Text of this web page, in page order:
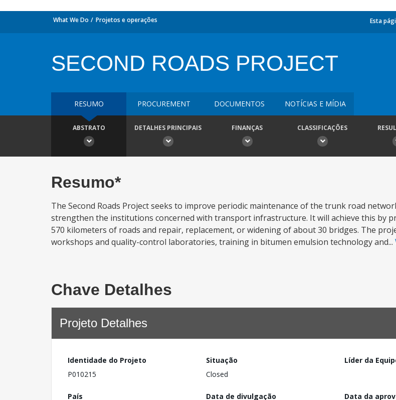
What We Do Projetos e operações Esta
SECOND ROADS PROJECT
RESUMO PROCUREMENT DOCUMENTOS NOTÍCIAS E MÍDIA
ABSTRATO DETALHES PRINCIPAIS FINANÇAS CLASSIFICAÇÕES
Resumo*
The Second Roads Project seeks to improve periodic maintenance of the trunk road
strengthen the institutions concerned with transport infrastructure. It will achieve this by
570 kilometers of roads and repair, replacement, or widening of about 30 bridges. The
workshops and quality-control laboratories, training in bitumen emulsion technology and...
Chave Detalhes
Projeto Detalhes
Identidade do Projeto
P010215
Situação
Closed
Líder da
País
Data de divulgação
Data da